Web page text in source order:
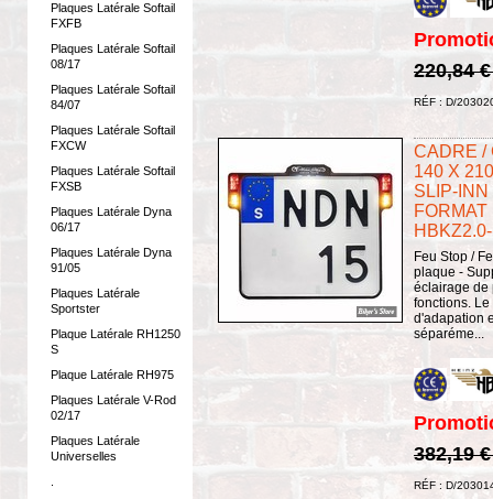
Plaques Latérale Softail
FXFB
Plaques Latérale Softail
08/17
Plaques Latérale Softail
84/07
Plaques Latérale Softail
FXCW
Plaques Latérale Softail
FXSB
Plaques Latérale Dyna
06/17
Plaques Latérale Dyna
91/05
Plaques Latérale
Sportster
Plaque Latérale RH1250
S
Plaque Latérale RH975
Plaques Latérale V-Rod
02/17
Plaques Latérale
Universelles
220,84
RÉF : D/
CADRE /
140 X
SLIP-INN
FORMAT
Feu Stop /
plaque -
éclairage de
fonctions.
d'adapation
séparéme...
382,19
RÉF : D/